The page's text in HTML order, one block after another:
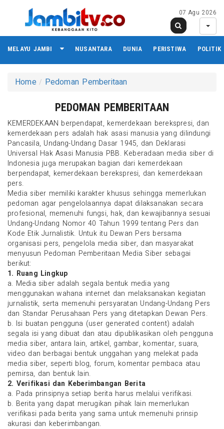
07 Agu 2026
MELAYU JAMBI NUSANTARA DUNIA PERISTIWA POLITIK
Home Pedoman Pemberitaan
PEDOMAN PEMBERITAAN
KEMERDEKAAN berpendapat, kemerdekaan berekspresi, dan
kemerdekaan pers adalah hak asasi manusia yang dilindungi
Pancasila, Undang-Undang Dasar 1945, dan Deklarasi
Universal Hak Asasi Manusia PBB. Keberadaan media siber di
Indonesia juga merupakan bagian dari kemerdekaan
berpendapat, kemerdekaan berekspresi, dan kemerdekaan
pers.
Media siber memiliki karakter khusus sehingga memerlukan
pedoman agar pengelolaannya dapat dilaksanakan secara
profesional, memenuhi fungsi, hak, dan kewajibannya sesuai
Undang-Undang Nomor 40 Tahun 1999 tentang Pers dan
Kode Etik Jurnalistik. Untuk itu Dewan Pers bersama
organisasi pers, pengelola media siber, dan masyarakat
menyusun Pedoman Pemberitaan Media Siber sebagai
berikut:
1. Ruang Lingkup
a. Media siber adalah segala bentuk media yang
menggunakan wahana internet dan melaksanakan kegiatan
jurnalistik, serta memenuhi persyaratan Undang-Undang Pers
dan Standar Perusahaan Pers yang ditetapkan Dewan Pers.
b. Isi buatan pengguna (user generated content) adalah
segala isi yang dibuat dan atau dipublikasikan oleh pengguna
media siber, antara lain, artikel, gambar, komentar, suara,
video dan berbagai bentuk unggahan yang melekat pada
media siber, seperti blog, forum, komentar pembaca atau
pemirsa, dan bentuk lain.
2. Verifikasi dan Keberimbangan Berita
a. Pada prinsipnya setiap berita harus melalui verifikasi.
b. Berita yang dapat merugikan pihak lain memerlukan
verifikasi pada berita yang sama untuk memenuhi prinsip
akurasi dan keberimbangan.